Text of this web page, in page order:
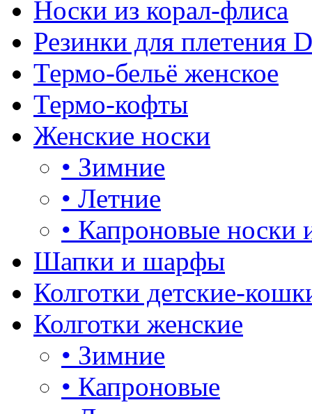
Носки из корал-флиса
Резинки для плетения
Термо-бельё женское
Термо-кофты
Женские носки
• Зимние
• Летние
• Капроновые носки
Шапки и шарфы
Колготки детские-
Колготки женские
• Зимние
• Капроновые